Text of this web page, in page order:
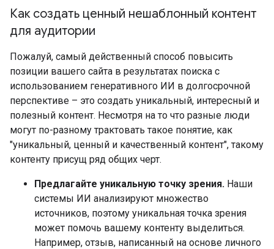
Как создать ценный нешаблонный контент
для аудитории
Пожалуй, самый действенный способ повысить
позиции вашего сайта в результатах поиска с
использованием генеративного ИИ в долгосрочной
перспективе – это создать уникальный, интересный и
полезный контент. Несмотря на то что разные люди
могут по-разному трактовать такое понятие, как
"уникальный, ценный и качественный контент", такому
контенту присущ ряд общих черт.
Предлагайте уникальную точку зрения. Наши
системы ИИ анализируют множество
источников, поэтому уникальная точка зрения
может помочь вашему контенту выделиться.
Например, отзыв, написанный на основе личного